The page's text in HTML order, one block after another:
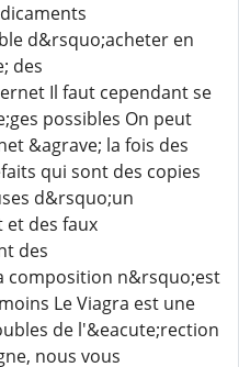
d&rsquo;acheter en
des
Il faut cependant se
possibles On peut
&agrave; la fois des
qui sont des copies
d&rsquo;un
et des faux
des
composition n&rsquo;est
Le Viagra est une
de l'&eacute;rection
nous vous